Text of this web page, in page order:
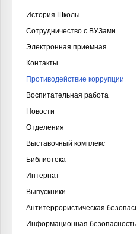
История Школы
Сотрудничество с ВУЗами
Электронная приемная
Контакты
Противодействие коррупции
Воспитательная работа
Новости
Отделения
Выставочный комплекс
Библиотека
Интернат
Выпускники
Антитеррористическая
Информационная безопасность